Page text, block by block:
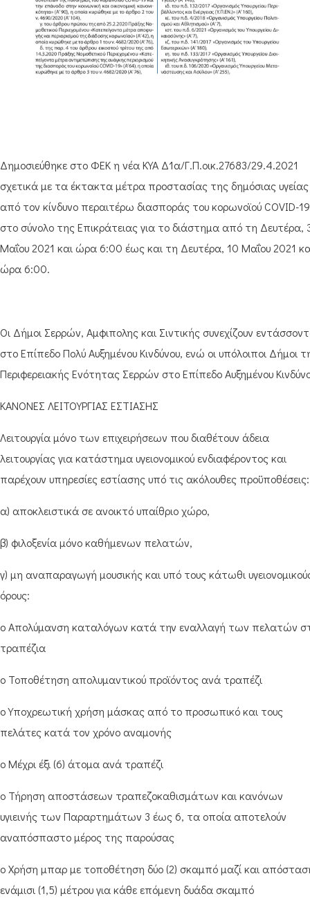
Δημοσιεύθηκε στο ΦΕΚ η νέα ΚΥΑ Δ1α/Γ.Π.οικ.27683/29.4.2021
σχετικά με τα έκτακτα μέτρα προστασίας της δημόσιας υγείας
από τον κίνδυνο περαιτέρω διασποράς του κορωνοϊού COVID-19
στο σύνολο της Επικράτειας για το διάστημα από τη Δευτέρα,
Μαΐου 2021 και ώρα 6:00 έως και τη Δευτέρα, 10 Μαΐου 2021
ώρα 6:00.
Οι Δήμοι Σερρών, Αμφιπολης και Σιντικής συνεχίζουν
στο Επίπεδο Πολύ Αυξημένου Κινδύνου, ενώ οι υπόλοιποι Δήμοι
Περιφερειακής Ενότητας Σερρών στο Επίπεδο Αυξημένου
ΚΑΝΟΝΕΣ ΛΕΙΤΟΥΡΓΙΑΣ ΕΣΤΙΑΣΗΣ
Λειτουργία μόνο των επιχειρήσεων που διαθέτουν άδεια
λειτουργίας για κατάστημα υγειονομικού ενδιαφέροντος και
παρέχουν υπηρεσίες εστίασης υπό τις ακόλουθες προϋποθέσεις:
α) αποκλειστικά σε ανοικτό υπαίθριο χώρο,
β) φιλοξενία μόνο καθήμενων πελατών,
γ) μη αναπαραγωγή μουσικής και υπό τους κάτωθι
όρους:
o Απολύμανση καταλόγων κατά την εναλλαγή των πελατών
τραπέζια
o Τοποθέτηση απολυμαντικού προϊόντος ανά τραπέζι
o Υποχρεωτική χρήση μάσκας από το προσωπικό και τους
πελάτες κατά τον χρόνο αναμονής
o Μέχρι έξι (6) άτομα ανά τραπέζι
o Τήρηση αποστάσεων τραπεζοκαθισμάτων και κανόνων
υγιεινής των Παραρτημάτων 3 έως 6, τα οποία αποτελούν
αναπόσπαστο μέρος της παρούσας
o Χρήση μπαρ με τοποθέτηση δύο (2) σκαμπό μαζί και
ενάμισι (1,5) μέτρου για κάθε επόμενη δυάδα σκαμπό